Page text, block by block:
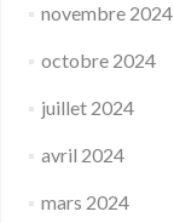
novembre 2024
octobre 2024
juillet 2024
avril 2024
mars 2024